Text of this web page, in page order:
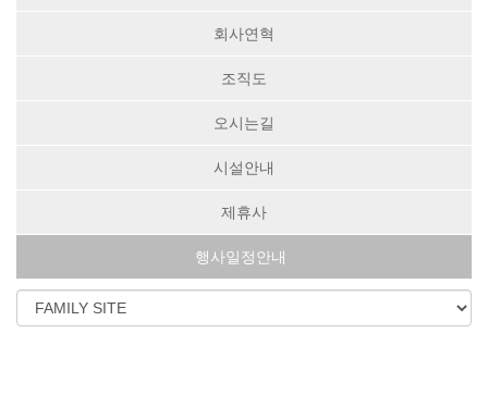
회사연혁
조직도
오시는길
시설안내
제휴사
행사일정안내